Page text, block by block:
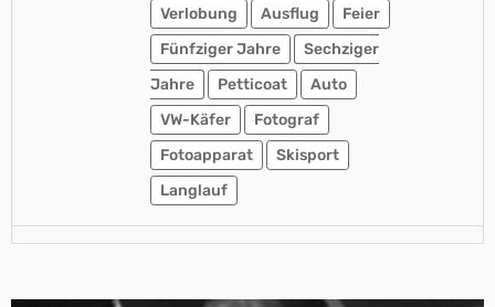
Verlobung Ausflug
Feier
Fünfziger Jahre
Sechziger
Jahre
Petticoat
Auto
VW-Käfer
Fotograf
Fotoapparat
Skisport
Langlauf